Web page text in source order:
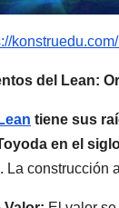
del Lean:
tiene sus
en el
La construcción